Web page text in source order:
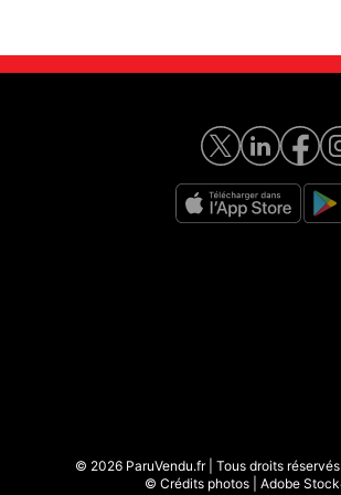
© 2026 ParuVendu.fr | Tous droits réservés
© Crédits photos | Adobe Stock